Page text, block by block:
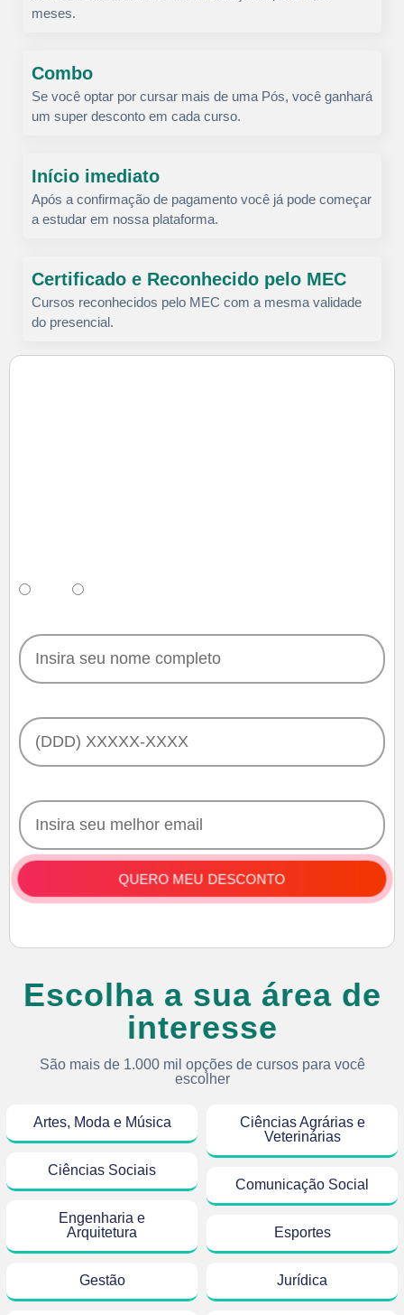
meses.
Combo
Se você optar por cursar mais de uma Pós, você ganhará
um super desconto em cada curso.
Início imediato
Após a confirmação de pagamento você já pode começar
a estudar em nossa plataforma.
Certificado e Reconhecido pelo MEC
Cursos reconhecidos pelo MEC com a mesma validade
do presencial.
QUERO MEU DESCONTO
Escolha a sua área de
interesse
São mais de 1.000 mil opções de cursos para você
escolher
Artes, Moda e Música
Ciências Sociais
Engenharia e
Arquitetura
Gestão
Ciências Agrárias e
Veterinárias
Comunicação Social
Esportes
Jurídica